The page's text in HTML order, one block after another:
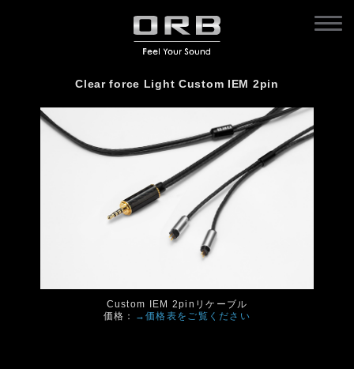
Clear force Light Custom IEM 2pin
Custom IEM 2pinリケーブル
価格：
→価格表をご覧ください